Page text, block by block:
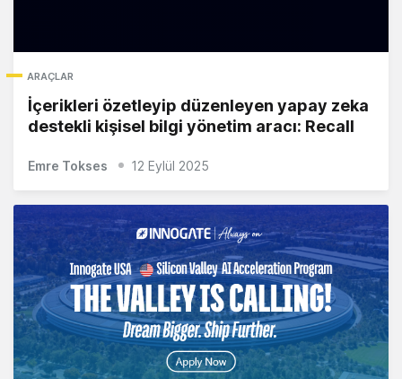
ARAÇLAR
İçerikleri özetleyip düzenleyen yapay zeka
destekli kişisel bilgi yönetim aracı: Recall
Emre Tokses 12 Eylül 2025